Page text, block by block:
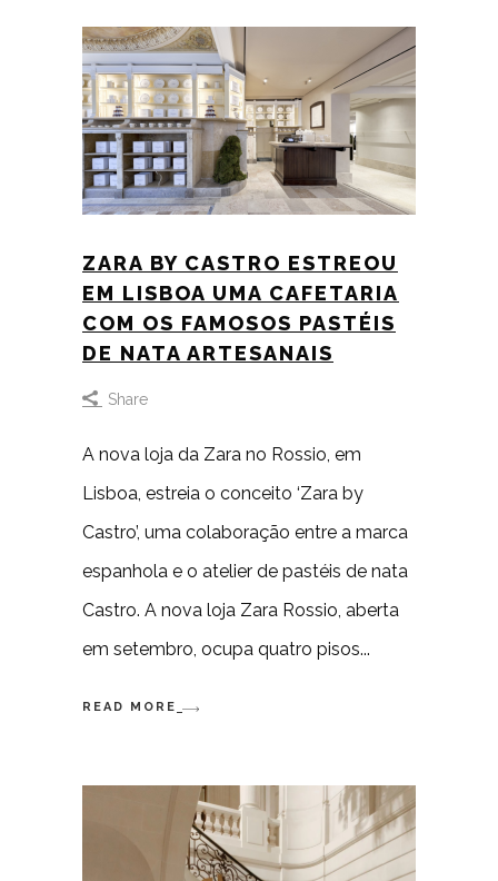
ZARA BY CASTRO ESTREOU
EM LISBOA UMA CAFETARIA
COM OS FAMOSOS PASTÉIS
DE NATA ARTESANAIS
Share
A nova loja da Zara no Rossio, em
Lisboa, estreia o conceito ‘Zara by
Castro’, uma colaboração entre a marca
espanhola e o atelier de pastéis de nata
Castro. A nova loja Zara Rossio, aberta
em setembro, ocupa quatro pisos
READ MORE